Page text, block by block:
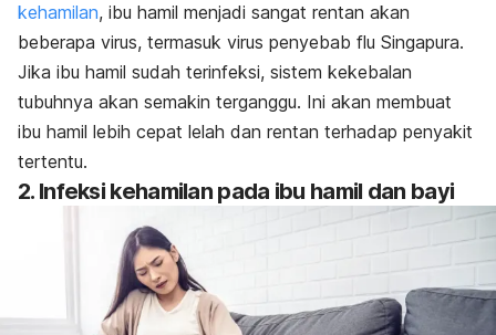
kehamilan, ibu hamil menjadi sangat rentan akan
beberapa virus, termasuk virus penyebab flu Singapura.
Jika ibu hamil sudah terinfeksi, sistem kekebalan
tubuhnya akan semakin terganggu. Ini akan membuat
ibu hamil lebih cepat lelah dan rentan terhadap penyakit
tertentu.
2. Infeksi kehamilan pada ibu hamil dan bayi